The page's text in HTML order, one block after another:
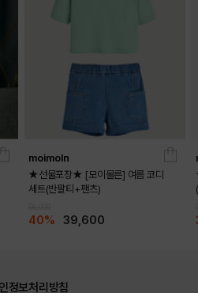
moimoln
★선물포장★ [모이몰른] 여름 코디
세트(반팔티+팬츠)
40% 39,600
정보처리방침